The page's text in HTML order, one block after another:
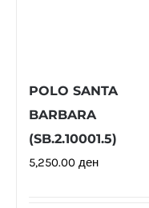
POLO SANTA
BARBARA
(SB.2.10001.5)
5,250.00 ден